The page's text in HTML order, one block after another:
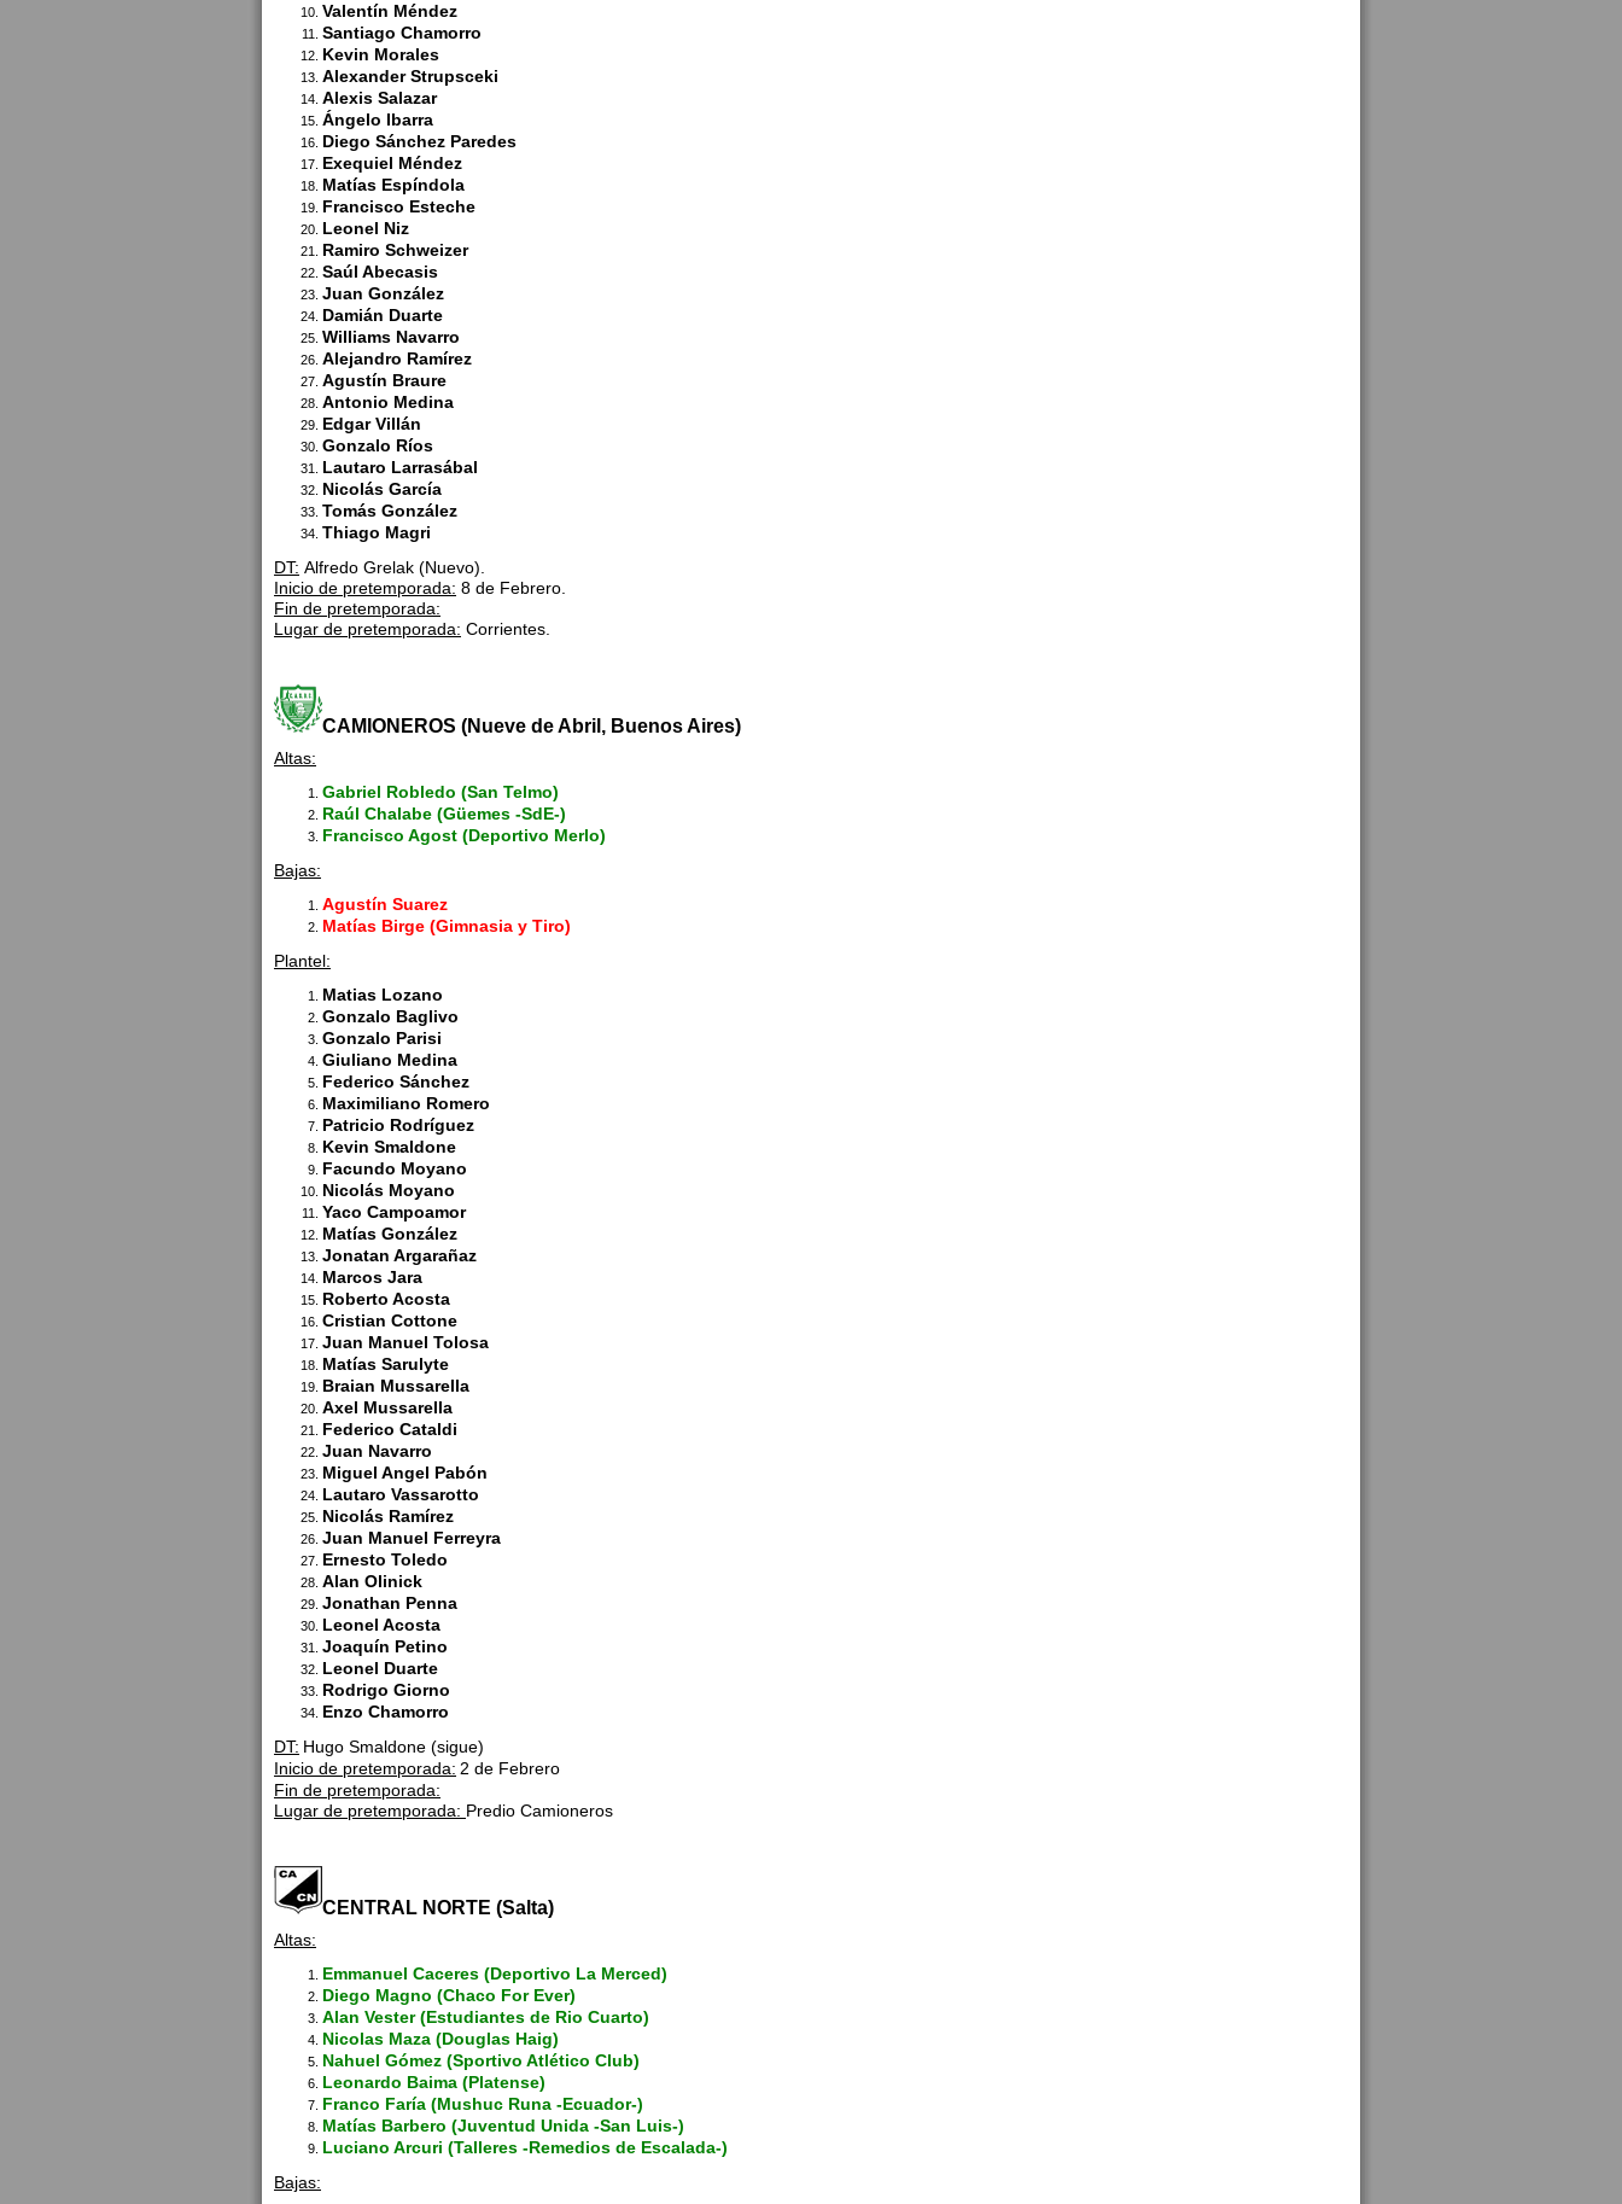
Valentín Méndez
Santiago Chamorro
Kevin Morales
Alexander Strupsceki
Alexis Salazar
Ángelo Ibarra
Diego Sánchez Paredes
Exequiel Méndez
Matías Espíndola
Francisco Esteche
Leonel Niz
Ramiro Schweizer
Saúl Abecasis
Juan González
Damián Duarte
Williams Navarro
Alejandro Ramírez
Agustín Braure
Antonio Medina
Edgar Villán
Gonzalo Ríos
Lautaro Larrasábal
Nicolás García
Tomás González
Thiago Magri
DT: Alfredo Grelak (Nuevo).
Inicio de pretemporada: 8 de Febrero.
Fin de pretemporada:
Lugar de pretemporada: Corrientes.
CAMIONEROS (Nueve de Abril, Buenos Aires)
Altas:
Gabriel Robledo (San Telmo)
Raúl Chalabe (Güemes -SdE-)
Francisco Agost (Deportivo Merlo)
Bajas:
Agustín Suarez
Matías Birge (Gimnasia y Tiro)
Plantel:
Matias Lozano
Gonzalo Baglivo
Gonzalo Parisi
Giuliano Medina
Federico Sánchez
Maximiliano Romero
Patricio Rodríguez
Kevin Smaldone
Facundo Moyano
Nicolás Moyano
Yaco Campoamor
Matías González
Jonatan Argarañaz
Marcos Jara
Roberto Acosta
Cristian Cottone
Juan Manuel Tolosa
Matías Sarulyte
Braian Mussarella
Axel Mussarella
Federico Cataldi
Juan Navarro
Miguel Angel Pabón
Lautaro Vassarotto
Nicolás Ramírez
Juan Manuel Ferreyra
Ernesto Toledo
Alan Olinick
Jonathan Penna
Leonel Acosta
Joaquín Petino
Leonel Duarte
Rodrigo Giorno
Enzo Chamorro
DT: Hugo Smaldone (sigue)
Inicio de pretemporada: 2 de Febrero
Fin de pretemporada:
Lugar de pretemporada: Predio Camioneros
CENTRAL NORTE (Salta)
Altas:
Emmanuel Caceres (Deportivo La Merced)
Diego Magno (Chaco For Ever)
Alan Vester (Estudiantes de Rio Cuarto)
Nicolas Maza (Douglas Haig)
Nahuel Gómez (Sportivo Atlético Club)
Leonardo Baima (Platense)
Franco Faría (Mushuc Runa -Ecuador-)
Matías Barbero (Juventud Unida -San Luis-)
Luciano Arcuri (Talleres -Remedios de Escalada-)
Bajas: